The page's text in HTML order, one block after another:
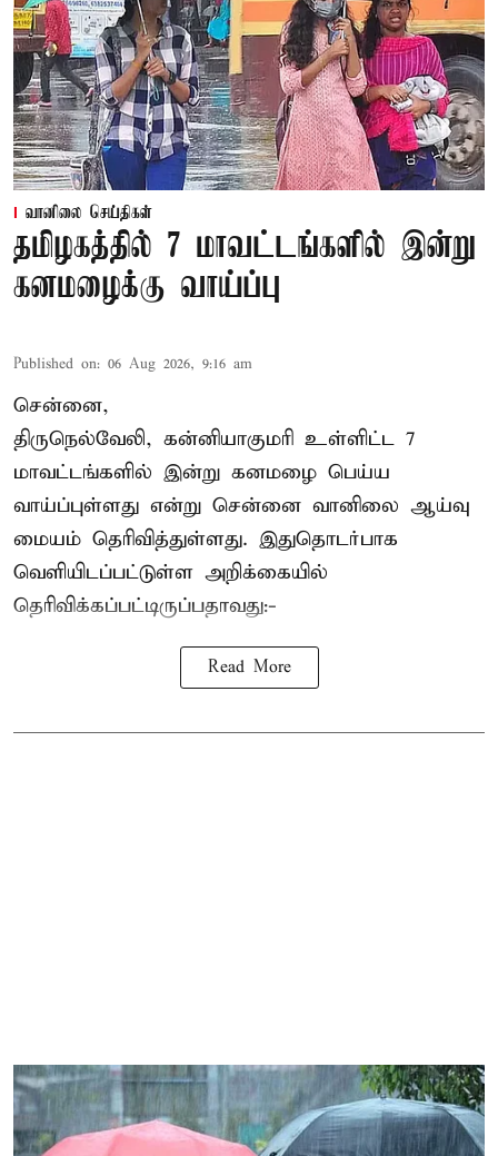
வானிலை செய்திகள்
தமிழகத்தில் 7 மாவட்டங்களில் இன்று
கனமழைக்கு வாய்ப்பு
Published on: 06 Aug 2026, 9:16 am
சென்னை,
திருநெல்வேலி, கன்னியாகுமரி உள்ளிட்ட 7
மாவட்டங்களில் இன்று கனமழை பெய்ய
வாய்ப்புள்ளது என்று சென்னை வானிலை ஆய்வு
மையம் தெரிவித்துள்ளது. இதுதொடர்பாக
வெளியிடப்பட்டுள்ள அறிக்கையில்
தெரிவிக்கப்பட்டிருப்பதாவது:-
Read More